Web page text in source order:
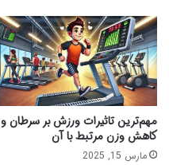
مهم‌ترین تاثیرات ورزش بر سرطان و
کاهش وزن مرتبط با آن
مارس 15, 2025